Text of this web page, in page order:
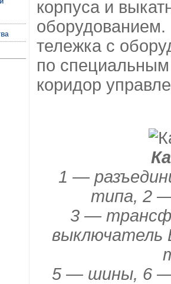
корпуса и
тележка с
по
коридор
1 —
типа, 2 —
3 —
выключатель
5 — шины, 6 —